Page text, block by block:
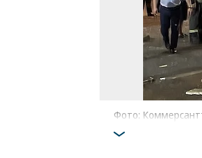
Фото: